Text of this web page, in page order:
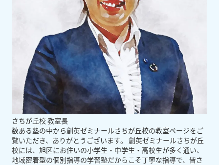
さちが丘校 教室長
数ある塾の中から創英ゼミナールさちが丘校の教室ページをご
覧いただき、ありがとうございます。 創英ゼミナールさちが丘
校には、旭区にお住いの小学生・中学生・高校生が多く通い、
地域密着型の個別指導の学習塾だからこそ丁寧な指導で、皆さ